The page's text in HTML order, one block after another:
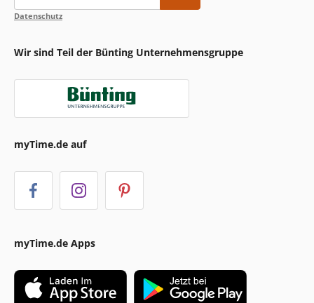
Datenschutz
Wir sind Teil der Bünting Unternehmensgruppe
myTime.de auf
myTime.de Apps